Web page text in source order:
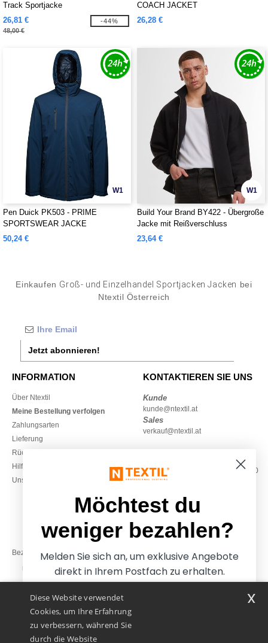
Track Sportjacke
26,81 €
48,00 €
-44%
COACH JACKET
26,28 €
W1
Pen Duick PK503 - PRIME
SPORTSWEAR JACKE
50,24 €
W1
Build Your Brand BY422 - Übergroße
Jacke mit Reißverschluss
23,64 €
Einkaufen Groß- und Einzelhandel Sportjacken Jacken bei
Ntextil Österreich
Jetzt abonnieren!
INFORMATION
Über Ntextil
Meine Bestellung verfolgen
Zahlungsarten
Lieferung
Rückerstattungen / Rückgaben
Hilfe & FAQs
Unsere Engagements
KONTAKTIEREN SIE UNS
Kunde
kunde@ntextil.at
Sales
verkauf@ntextil.at
Montag – Donnerstag: 10:00–13:00
& 14:00–17:30
Freitag: 10:00–14:00
Bezahlung mit
Unsere Paketzusteller
Diese Website verwendet
Cookies, um Ihre Erfahrung
zu verbessern, während Sie
durch die Website
x
Möchtest du
weniger bezahlen?
Melden Sie sich an, um exklusive Angebote
direkt in Ihrem Postfach zu erhalten.